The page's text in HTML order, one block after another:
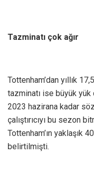
Tazminatı çok ağır
Tottenham’dan yıllık
tazminatı ise büyük yük
2023 hazirana kadar
çalıştırıcıyı bu sezon
Tottenham’ın yaklaşık
belirtilmişti.